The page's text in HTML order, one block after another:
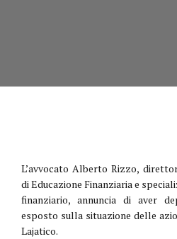
L’avvocato Alberto Rizzo,
di Educazione Finanziaria e
finanziario, annuncia di aver
esposto sulla situazione del­le
Lajatico.